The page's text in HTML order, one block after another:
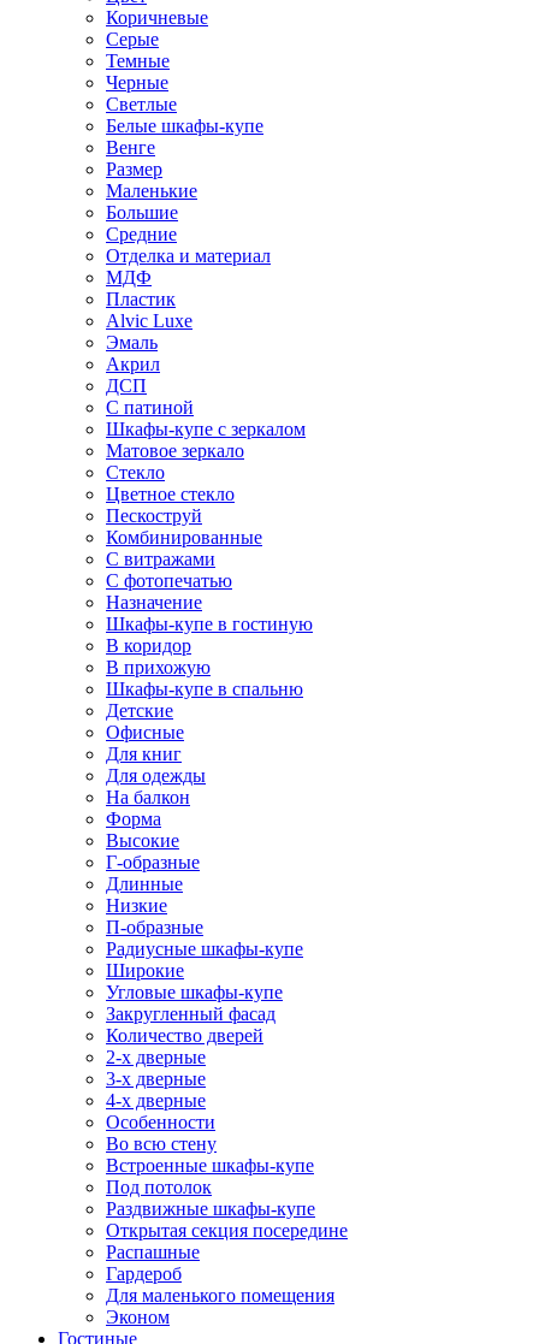
Коричневые
Серые
Темные
Черные
Светлые
Белые шкафы-купе
Венге
Размер
Маленькие
Большие
Средние
Отделка и материал
МДФ
Пластик
Alvic Luxe
Эмаль
Акрил
ДСП
С патиной
Шкафы-купе с зеркалом
Матовое зеркало
Стекло
Цветное стекло
Пескоструй
Комбинированные
С витражами
С фотопечатью
Назначение
Шкафы-купе в гостиную
В коридор
В прихожую
Шкафы-купе в спальню
Детские
Офисные
Для книг
Для одежды
На балкон
Форма
Высокие
Г-образные
Длинные
Низкие
П-образные
Радиусные шкафы-купе
Широкие
Угловые шкафы-купе
Закругленный фасад
Количество дверей
2-х дверные
3-х дверные
4-х дверные
Особенности
Во всю стену
Встроенные шкафы-купе
Под потолок
Раздвижные шкафы-купе
Открытая секция посередине
Распашные
Гардероб
Для маленького помещения
Эконом
Гостиные